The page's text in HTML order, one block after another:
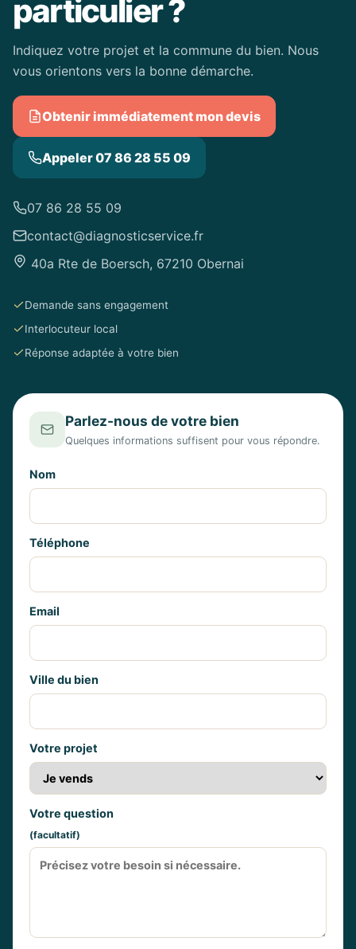
particulier ?
Indiquez votre projet et la commune du bien. Nous
vous orientons vers la bonne démarche.
Obtenir immédiatement mon devis
Appeler 07 86 28 55 09
07 86 28 55 09
contact@diagnosticservice.fr
40a Rte de Boersch, 67210 Obernai
Demande sans engagement
Interlocuteur local
Réponse adaptée à votre bien
Parlez-nous de votre bien
Quelques informations suffisent pour vous répondre.
Nom
Téléphone
Email
Ville du bien
Votre projet
Votre question
(facultatif)